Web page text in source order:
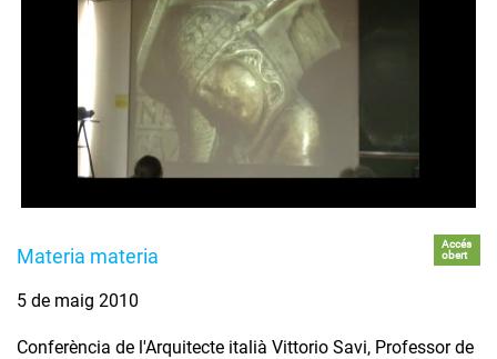
Materia materia
Accés
obert
5 de maig 2010
Conferència de l'Arquitecte italià Vittorio Savi, Professor de